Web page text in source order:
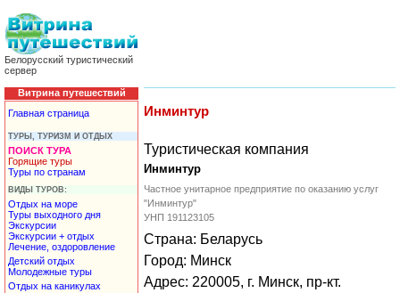
Белорусский туристический
сервер
Витрина путешествий
Главная страница
ТУРЫ, ТУРИЗМ И ОТДЫХ
ПОИСК ТУРА
Горящие туры
Туры по странам
ВИДЫ ТУРОВ:
Отдых на море
Туры выходного дня
Экскурсии
Экскурсии + отдых
Лечение, оздоровление
Детский отдых
Молодежные туры
Отдых на каникулах
Инминтур
Туристическая компания
Инминтур
Частное унитарное предприятие по оказанию услуг
"Инминтур"
УНП 191123105
Страна: Беларусь
Город: Минск
Адрес: 220005, г. Минск, пр-кт.